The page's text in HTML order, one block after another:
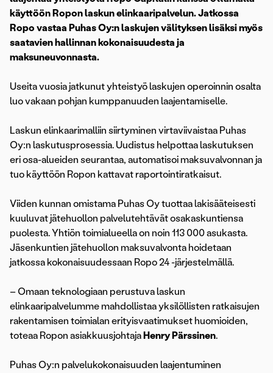
käyttöön Ropon laskun elinkaaripalvelun. Jatkossa
Ropo vastaa Puhas Oy:n laskujen välityksen lisäksi myös
saatavien hallinnan kokonaisuudesta ja
maksuneuvonnasta.
Useita vuosia jatkunut yhteistyö laskujen operoinnin osalta
luo vakaan pohjan kumppanuuden laajentamiselle.
Laskun elinkaarimalliin siirtyminen virtaviivaistaa Puhas
Oy:n laskutusprosessia. Uudistus helpottaa laskutuksen
eri osa-alueiden seurantaa, automatisoi maksuvalvonnan ja
tuo käyttöön Ropon kattavat raportointiratkaisut.
Viiden kunnan omistama Puhas Oy tuottaa lakisääteisesti
kuuluvat jätehuollon palvelutehtävät osakaskuntiensa
puolesta. Yhtiön toimialueella on noin 113 000 asukasta.
Jäsenkuntien jätehuollon maksuvalvonta hoidetaan
jatkossa kokonaisuudessaan Ropo 24 -järjestelmällä.
– Omaan teknologiaan perustuva laskun
elinkaaripalvelumme mahdollistaa yksilöllisten ratkaisujen
rakentamisen toimialan erityisvaatimukset huomioiden,
toteaa Ropon asiakkuusjohtaja Henry Pärssinen.
Puhas Oy:n palvelukokonaisuuden laajentuminen